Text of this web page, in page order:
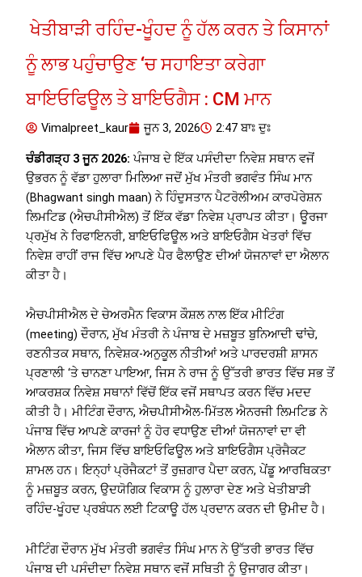
ਖੇਤੀਬਾੜੀ ਰਹਿੰਦ-ਖੂੰਹਦ ਨੂੰ ਹੱਲ ਕਰਨ ਤੇ ਕਿਸਾਨਾਂ
ਨੂੰ ਲਾਭ ਪਹੁੰਚਾਉਣ ‘ਚ ਸਹਾਇਤਾ ਕਰੇਗਾ
ਬਾਇਓਫਿਊਲ ਤੇ ਬਾਇਓਗੈਸ : CM ਮਾਨ
Vimalpreet_kaur ਜੂਨ 3, 2026 2:47 ਬਾਃ ਦੁਃ
ਚੰਡੀਗੜ੍ਹ 3 ਜੂਨ 2026: ਪੰਜਾਬ ਦੇ ਇੱਕ ਪਸੰਦੀਦਾ ਨਿਵੇਸ਼ ਸਥਾਨ ਵਜੋਂ
ਉਭਰਨ ਨੂੰ ਵੱਡਾ ਹੁਲਾਰਾ ਮਿਲਿਆ ਜਦੋਂ ਮੁੱਖ ਮੰਤਰੀ ਭਗਵੰਤ ਸਿੰਘ ਮਾਨ
(Bhagwant singh maan) ਨੇ ਹਿੰਦੁਸਤਾਨ ਪੈਟਰੋਲੀਅਮ ਕਾਰਪੋਰੇਸ਼ਨ
ਲਿਮਟਿਡ (ਐਚਪੀਸੀਐਲ) ਤੋਂ ਇੱਕ ਵੱਡਾ ਨਿਵੇਸ਼ ਪ੍ਰਾਪਤ ਕੀਤਾ। ਊਰਜਾ
ਪ੍ਰਮੁੱਖ ਨੇ ਰਿਫਾਇਨਰੀ, ਬਾਇਓਫਿਊਲ ਅਤੇ ਬਾਇਓਗੈਸ ਖੇਤਰਾਂ ਵਿੱਚ
ਨਿਵੇਸ਼ ਰਾਹੀਂ ਰਾਜ ਵਿੱਚ ਆਪਣੇ ਪੈਰ ਫੈਲਾਉਣ ਦੀਆਂ ਯੋਜਨਾਵਾਂ ਦਾ ਐਲਾਨ
ਕੀਤਾ ਹੈ।
ਐਚਪੀਸੀਐਲ ਦੇ ਚੇਅਰਮੈਨ ਵਿਕਾਸ ਕੌਸ਼ਲ ਨਾਲ ਇੱਕ ਮੀਟਿੰਗ
(meeting) ਦੌਰਾਨ, ਮੁੱਖ ਮੰਤਰੀ ਨੇ ਪੰਜਾਬ ਦੇ ਮਜ਼ਬੂਤ ​​ਬੁਨਿਆਦੀ ਢਾਂਚੇ,
ਰਣਨੀਤਕ ਸਥਾਨ, ਨਿਵੇਸ਼ਕ-ਅਨੁਕੂਲ ਨੀਤੀਆਂ ਅਤੇ ਪਾਰਦਰਸ਼ੀ ਸ਼ਾਸਨ
ਪ੍ਰਣਾਲੀ ‘ਤੇ ਚਾਨਣਾ ਪਾਇਆ, ਜਿਸ ਨੇ ਰਾਜ ਨੂੰ ਉੱਤਰੀ ਭਾਰਤ ਵਿੱਚ ਸਭ ਤੋਂ
ਆਕਰਸ਼ਕ ਨਿਵੇਸ਼ ਸਥਾਨਾਂ ਵਿੱਚੋਂ ਇੱਕ ਵਜੋਂ ਸਥਾਪਤ ਕਰਨ ਵਿੱਚ ਮਦਦ
ਕੀਤੀ ਹੈ। ਮੀਟਿੰਗ ਦੌਰਾਨ, ਐਚਪੀਸੀਐਲ-ਮਿੱਤਲ ਐਨਰਜੀ ਲਿਮਟਿਡ ਨੇ
ਪੰਜਾਬ ਵਿੱਚ ਆਪਣੇ ਕਾਰਜਾਂ ਨੂੰ ਹੋਰ ਵਧਾਉਣ ਦੀਆਂ ਯੋਜਨਾਵਾਂ ਦਾ ਵੀ
ਐਲਾਨ ਕੀਤਾ, ਜਿਸ ਵਿੱਚ ਬਾਇਓਫਿਊਲ ਅਤੇ ਬਾਇਓਗੈਸ ਪ੍ਰੋਜੈਕਟ
ਸ਼ਾਮਲ ਹਨ। ਇਨ੍ਹਾਂ ਪ੍ਰੋਜੈਕਟਾਂ ਤੋਂ ਰੁਜ਼ਗਾਰ ਪੈਦਾ ਕਰਨ, ਪੇਂਡੂ ਆਰਥਿਕਤਾ
ਨੂੰ ਮਜ਼ਬੂਤ ​​ਕਰਨ, ਉਦਯੋਗਿਕ ਵਿਕਾਸ ਨੂੰ ਹੁਲਾਰਾ ਦੇਣ ਅਤੇ ਖੇਤੀਬਾੜੀ
ਰਹਿੰਦ-ਖੂੰਹਦ ਪ੍ਰਬੰਧਨ ਲਈ ਟਿਕਾਊ ਹੱਲ ਪ੍ਰਦਾਨ ਕਰਨ ਦੀ ਉਮੀਦ ਹੈ।
ਮੀਟਿੰਗ ਦੌਰਾਨ ਮੁੱਖ ਮੰਤਰੀ ਭਗਵੰਤ ਸਿੰਘ ਮਾਨ ਨੇ ਉੱਤਰੀ ਭਾਰਤ ਵਿੱਚ
ਪੰਜਾਬ ਦੀ ਪਸੰਦੀਦਾ ਨਿਵੇਸ਼ ਸਥਾਨ ਵਜੋਂ ਸਥਿਤੀ ਨੂੰ ਉਜਾਗਰ ਕੀਤਾ।